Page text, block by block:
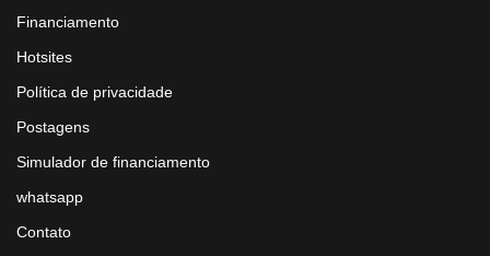
Financiamento
Hotsites
Política de privacidade
Postagens
Simulador de financiamento
whatsapp
Contato